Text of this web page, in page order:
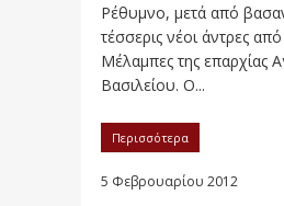
Ρέθυμνο, μετά από
τέσσερις νέοι άντρες
Μέλαμπες της επαρχίας
Βασιλείου. Ο...
Περισσότερα
5 Φεβρουαρίου 2012